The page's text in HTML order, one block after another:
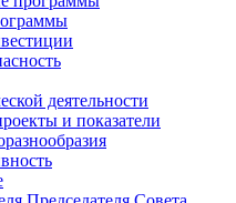
деятельности
и показатели